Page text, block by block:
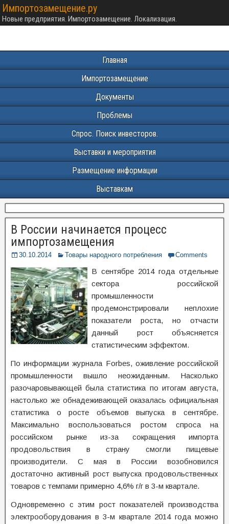
Импортозамещение.ру
Новые предприятия. Импортозамещение. Локализация.
Главная
Импортозамещение
Документы
Проблемы
Спрос. Поиск инвесторов.
Выставки и мероприятия
Размещение информации
Выставкам
В России начинается процесс
импортозамещения
30.10.2014 Товары народного потребления Comments
В сентябре 2014 года отдельные
сектора российской
промышленности
продемонстрировали неплохие
показатели роста, но отчасти
данный рост объясняется
статистическим эффектом.
По информации журнала Forbes, оживление российской
промышленности вышло неожиданным. Насколько
разочаровывающей была статистика по итогам августа,
настолько же обнадеживающей оказалась официальная
статистика о росте объемов выпуска в сентябре.
Максимально воспользоваться ростом спроса на
российском рынке из-за сокращения импорта
продовольствия в страну смогли пищевые
производители. С мая в России возобновился
достаточно активный рост выпуска продовольственных
товаров с темпами примерно 4,6% г/г в 3-м квартале.
Одновременно с этим рост показателей производства
электрооборудования в 3-м квартале 2014 года можно